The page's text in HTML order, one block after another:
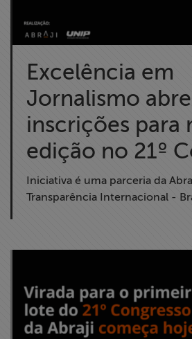
Excelência em
Jornalismo abre
inscrições para
edição no 21º
Iniciativa é uma parceria da
Transparência Internacional -